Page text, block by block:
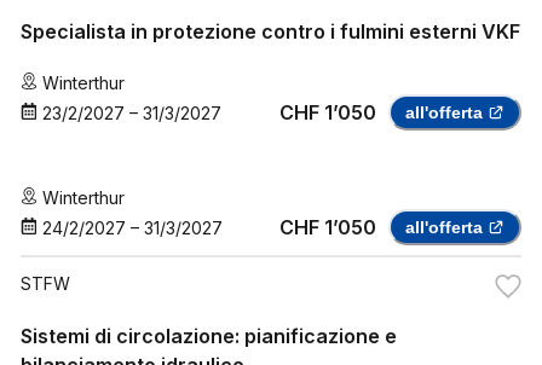
Specialista in protezione contro i fulmini esterni VKF
Winterthur
23/2/2027 – 31/3/2027 CHF 1’050 all'offerta
Winterthur
24/2/2027 – 31/3/2027 CHF 1’050 all'offerta
STFW
Sistemi di circolazione: pianificazione e